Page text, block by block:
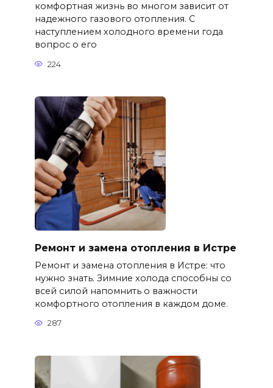
комфортная жизнь во многом зависит от
надежного газового отопления. С
наступлением холодного времени года
вопрос о его
224
Ремонт и замена отопления в Истре
Ремонт и замена отопления в Истре: что
нужно знать. Зимние холода способны со
всей силой напомнить о важности
комфортного отопления в каждом доме.
287